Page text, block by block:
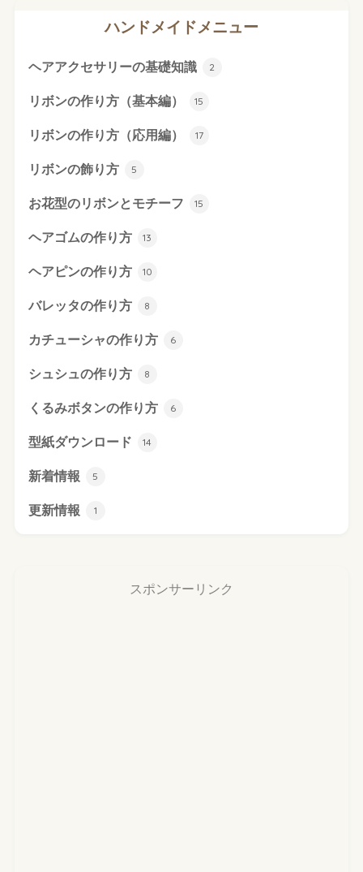
ハンドメイドメニュー
ヘアアクセサリーの基礎知識 2
リボンの作り方（基本編） 15
リボンの作り方（応用編） 17
リボンの飾り方 5
お花型のリボンとモチーフ 15
ヘアゴムの作り方 13
ヘアピンの作り方 10
バレッタの作り方 8
カチューシャの作り方 6
シュシュの作り方 8
くるみボタンの作り方 6
型紙ダウンロード 14
新着情報 5
更新情報 1
スポンサーリンク